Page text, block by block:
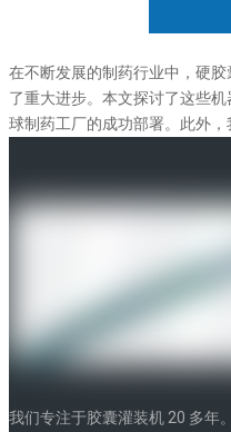
在不断发展的制药行业中，硬
了重大进步。本文探讨了这些
球制药工厂的成功部署。此外
响。
制药机械领域的设计创新彻底
是开发硬胶囊液体灌装机。这
我们专注于胶囊灌装机 20 多年